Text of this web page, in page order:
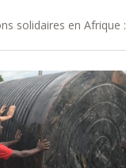
solidaires en Afrique :